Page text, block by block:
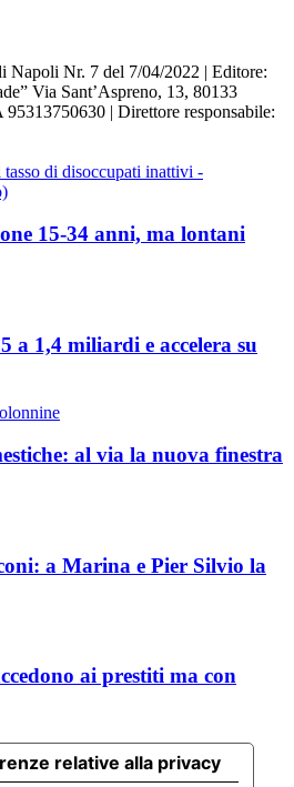
Napoli Nr. 7 del 7/04/2022 | Editore:
Via Sant’Aspreno, 13, 80133
| Direttore responsabile:
15-34 anni, ma lontani
a 1,4 miliardi e accelera su
al via la nuova finestra
a Marina e Pier Silvio la
ai prestiti ma con
relative alla privacy